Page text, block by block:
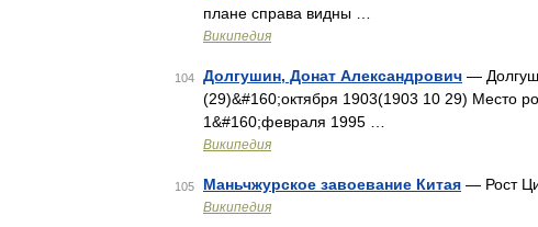
плане справа видны …
Википедия
104 Долгушин, Донат Александрович —
(29)&#160;октября 1903(1903 10 29) Место
1&#160;февраля 1995 …
Википедия
105 Маньчжурское завоевание Китая — Рост
Википедия